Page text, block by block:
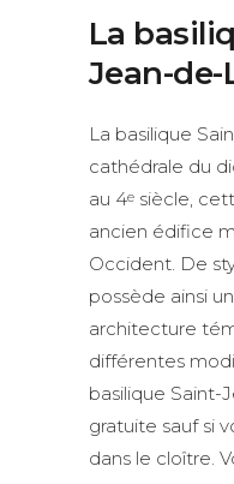
La
Jean-de-
La basilique
cathédrale du
au 4e siècle,
ancien édifice
Occident. De
possède ainsi
architecture
différentes
basilique Saint-
gratuite sauf si
dans le cloître.